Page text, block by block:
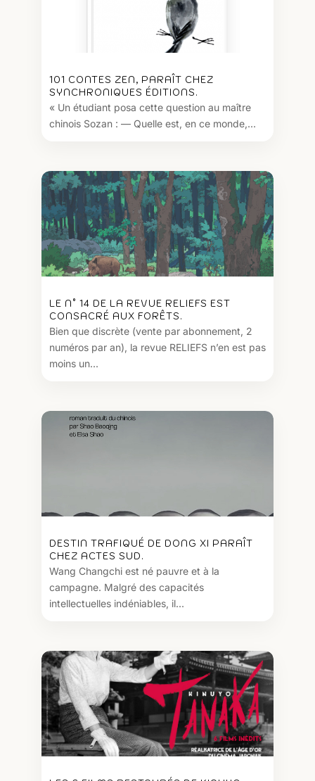
101 CONTES ZEN, PARAÎT CHEZ
SYNCHRONIQUES ÉDITIONS.
« Un étudiant posa cette question au maître
chinois Sozan : — Quelle est, en ce monde,...
LE N° 14 DE LA REVUE RELIEFS EST
CONSACRÉ AUX FORÊTS.
Bien que discrète (vente par abonnement, 2
numéros par an), la revue RELIEFS n’en est pas
moins un...
DESTIN TRAFIQUÉ DE DONG XI PARAÎT
CHEZ ACTES SUD.
Wang Changchi est né pauvre et à la
campagne. Malgré des capacités
intellectuelles indéniables, il...